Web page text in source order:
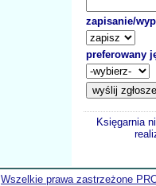
zapisanie/
preferowany
Księgarnia
Wszelkie prawa zastrzeżone